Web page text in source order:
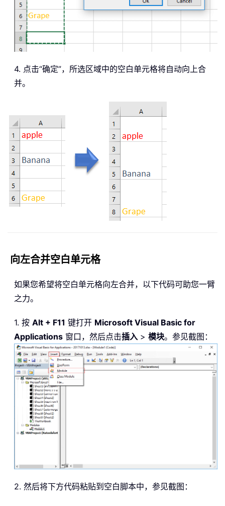
4. 点击“确定”，所选区域中的空白单元格将自动向上合
并。
向左合并空白单元格
如果您希望将空白单元格向左合并，以下代码可助您一臂
之力。
1. 按 Alt + F11 键打开 Microsoft Visual Basic for
Applications 窗口，然后点击插入 > 模块。参见截图：
2. 然后将下方代码粘贴到空白脚本中，参见截图：